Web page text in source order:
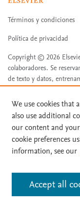
Términos y condiciones
Política de privacidad
Copyright © 2026
colaboradores. Se
de texto y datos,
actualizada en: Página
Este sitio utiliza cookies.
We use cookies that
also use additional
our content and
cookie preferences
information, see our
Accept all